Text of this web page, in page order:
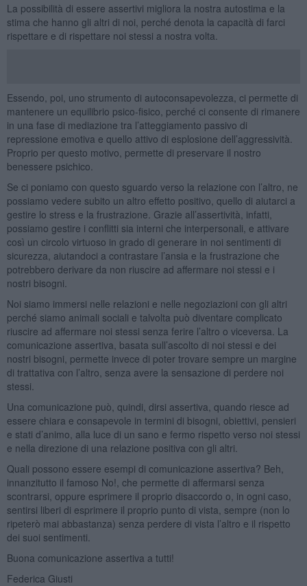
La possibilità di essere assertivi migliora la nostra autostima e la
stima che hanno gli altri di noi, perché denota la capacità di farci
rispettare e di rispettare noi stessi a nostra volta.
Essendo, poi, uno strumento di autoconsapevolezza, ci permette di
mantenere un equilibrio psico-fisico, perché ci consente di rimanere
in una fase di mediazione tra l’atteggiamento passivo di
repressione emotiva e quello attivo di esplosione dell’aggressività.
Proprio per questo motivo, permette di preservare il nostro
benessere psichico.
Se ci poniamo con questo sguardo verso la relazione con l’altro, ne
possiamo vedere subito un altro effetto positivo, quello di aiutarci a
gestire lo stress e la frustrazione. Grazie all’assertività, infatti,
possiamo gestire i conflitti sia interni che interpersonali, e attivare
così un circolo virtuoso in grado di generare in noi sentimenti di
sicurezza, aiutandoci a contrastare l’ansia e la frustrazione che
potrebbero derivare da non riuscire ad affermare noi stessi e i
nostri bisogni.
Noi siamo immersi nelle relazioni e nelle negoziazioni con gli altri
perché siamo animali sociali e talvolta può diventare complicato
riuscire ad affermare noi stessi senza ferire l’altro o viceversa. La
comunicazione assertiva, basata sull’ascolto di noi stessi e dei
nostri bisogni, permette invece di poter trovare sempre un margine
di trattativa con l’altro, senza avere la sensazione di perdere noi
stessi.
Una comunicazione può, quindi, dirsi assertiva, quando riesce ad
essere chiara e consapevole in termini di bisogni, obiettivi, pensieri
e stati d’animo, alla luce di un sano e fermo rispetto verso noi stessi
e nella direzione di una relazione positiva con gli altri.
Quali possono essere esempi di comunicazione assertiva? Beh,
innanzitutto il famoso No!, che permette di affermarsi senza
scontrarsi, oppure esprimere il proprio disaccordo o, in ogni caso,
sentirsi liberi di esprimere il proprio punto di vista, sempre (non lo
ripeterò mai abbastanza) senza perdere di vista l’altro e il rispetto
dei suoi sentimenti.
Buona comunicazione assertiva a tutti!
Federica Giusti